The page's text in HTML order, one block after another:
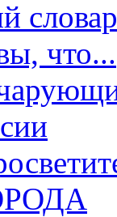
что...